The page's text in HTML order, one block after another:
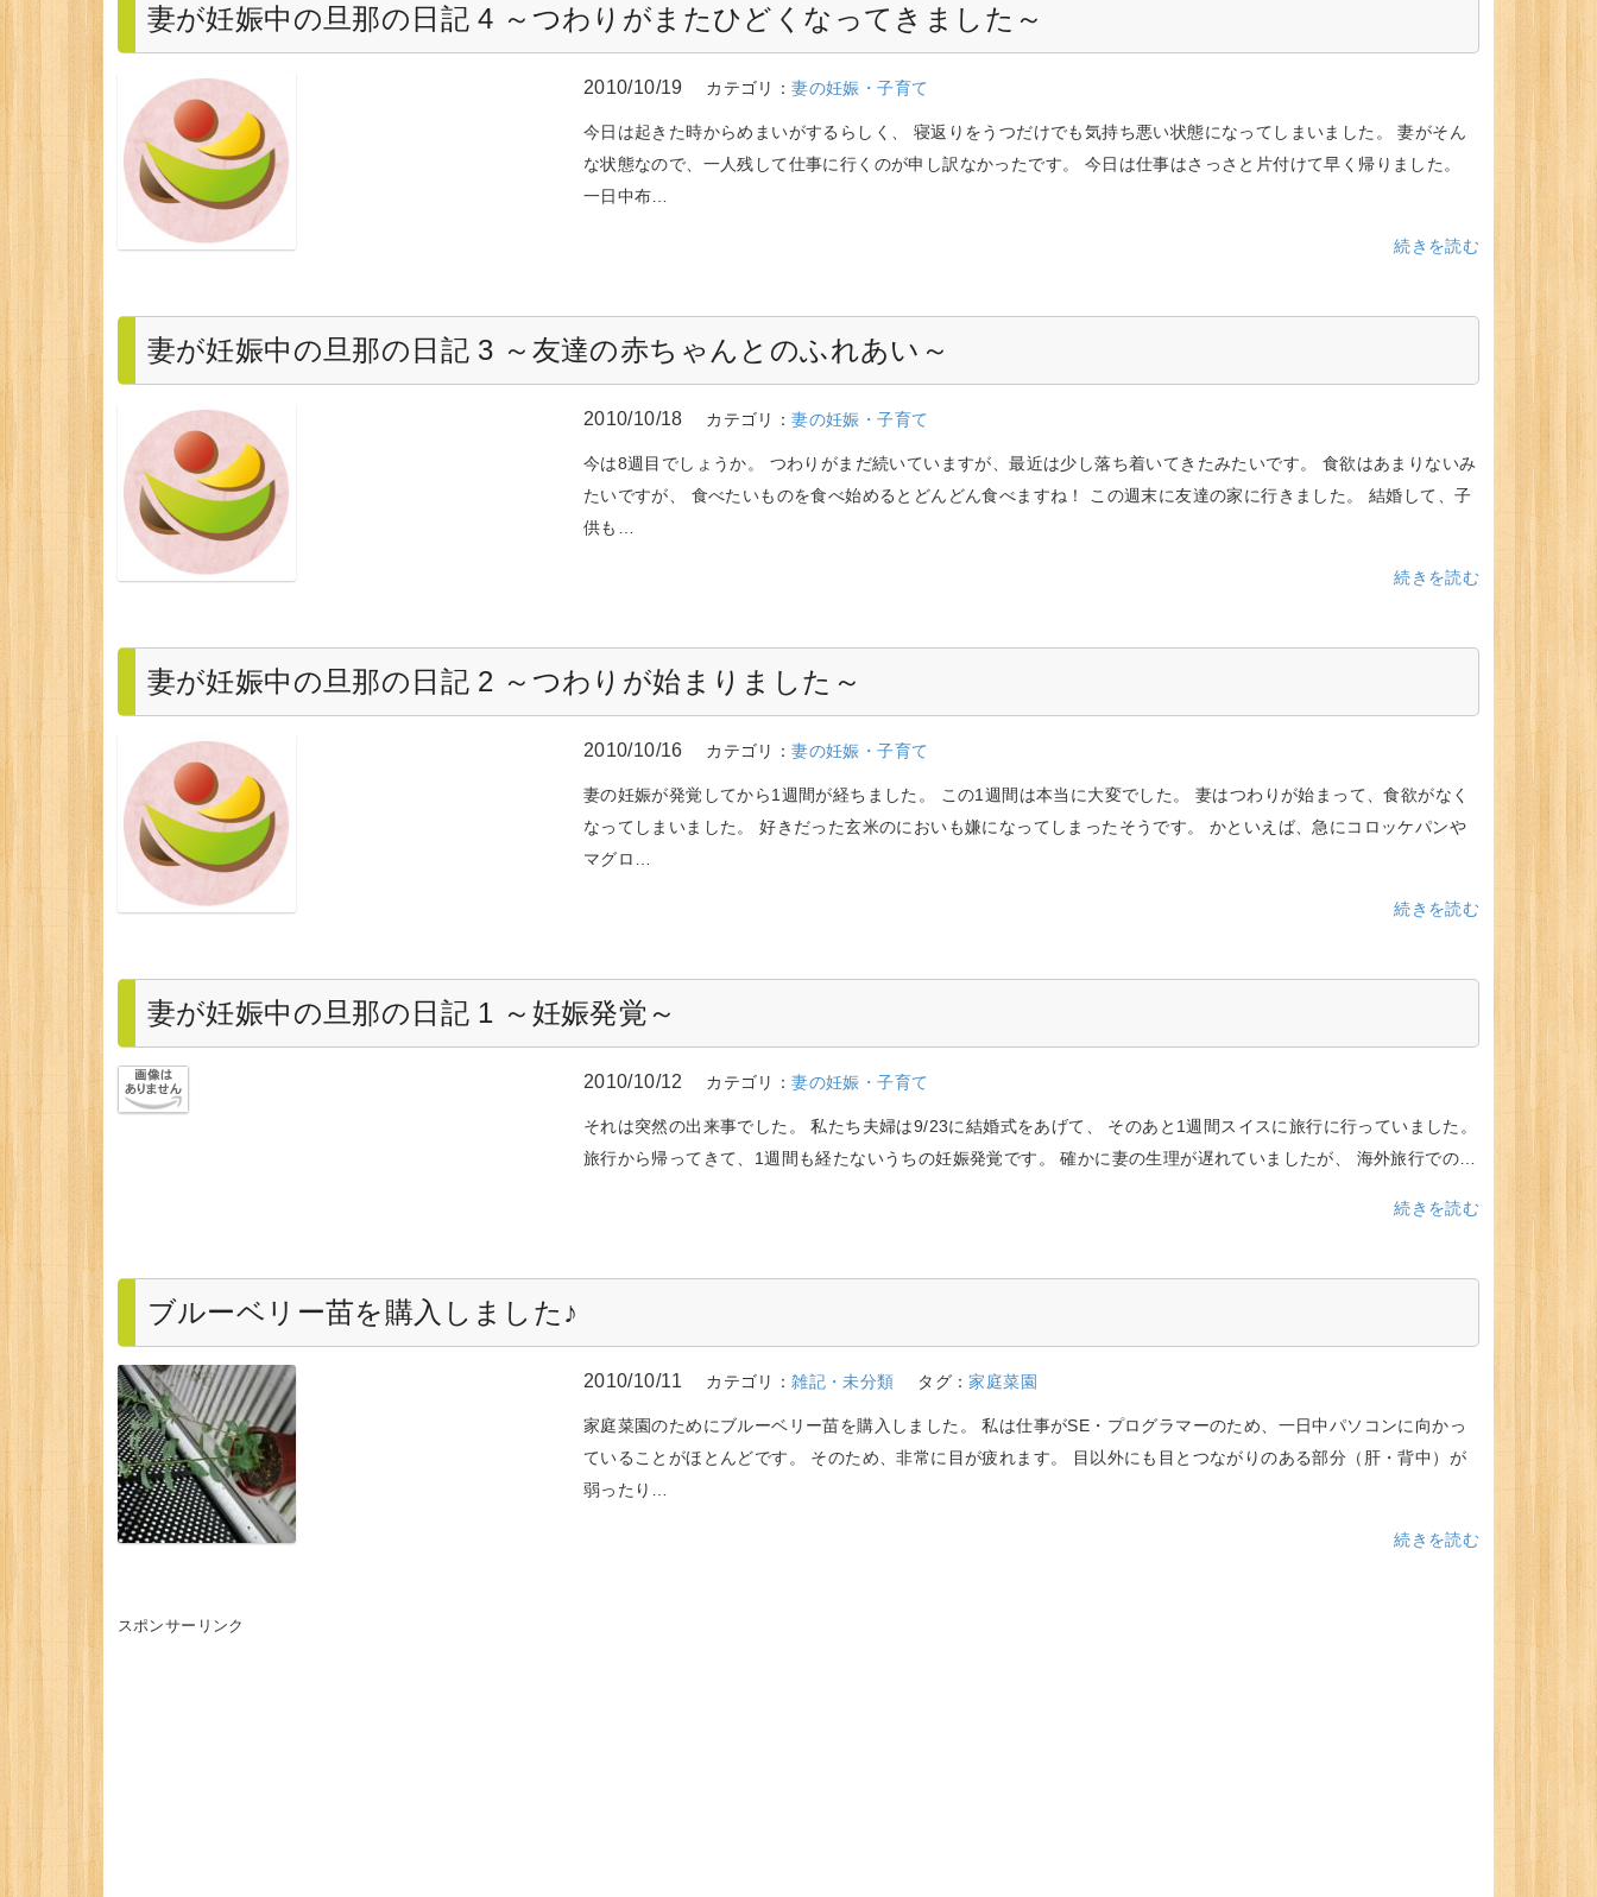
妻が妊娠中の旦那の日記 4 ～つわりがまたひどくなってきました～
2010/10/19 カテゴリ：妻の妊娠・子育て
今日は起きた時からめまいがするらしく、 寝返りをうつだけでも気持ち悪い状態になってしまいました。 妻がそん
な状態なので、一人残して仕事に行くのが申し訳なかったです。 今日は仕事はさっさと片付けて早く帰りました。
一日中布…
続きを読む
妻が妊娠中の旦那の日記 3 ～友達の赤ちゃんとのふれあい～
2010/10/18 カテゴリ：妻の妊娠・子育て
今は8週目でしょうか。 つわりがまだ続いていますが、最近は少し落ち着いてきたみたいです。 食欲はあまりないみ
たいですが、 食べたいものを食べ始めるとどんどん食べますね！ この週末に友達の家に行きました。 結婚して、子
供も…
続きを読む
妻が妊娠中の旦那の日記 2 ～つわりが始まりました～
2010/10/16 カテゴリ：妻の妊娠・子育て
妻の妊娠が発覚してから1週間が経ちました。 この1週間は本当に大変でした。 妻はつわりが始まって、食欲がなく
なってしまいました。 好きだった玄米のにおいも嫌になってしまったそうです。 かといえば、急にコロッケパンや
マグロ…
続きを読む
妻が妊娠中の旦那の日記 1 ～妊娠発覚～
2010/10/12 カテゴリ：妻の妊娠・子育て
それは突然の出来事でした。 私たち夫婦は9/23に結婚式をあげて、 そのあと1週間スイスに旅行に行っていました。
旅行から帰ってきて、1週間も経たないうちの妊娠発覚です。 確かに妻の生理が遅れていましたが、 海外旅行での…
続きを読む
ブルーベリー苗を購入しました♪
2010/10/11 カテゴリ：雑記・未分類 タグ：家庭菜園
家庭菜園のためにブルーベリー苗を購入しました。 私は仕事がSE・プログラマーのため、一日中パソコンに向かっ
ていることがほとんどです。 そのため、非常に目が疲れます。 目以外にも目とつながりのある部分（肝・背中）が
弱ったり…
続きを読む
スポンサーリンク